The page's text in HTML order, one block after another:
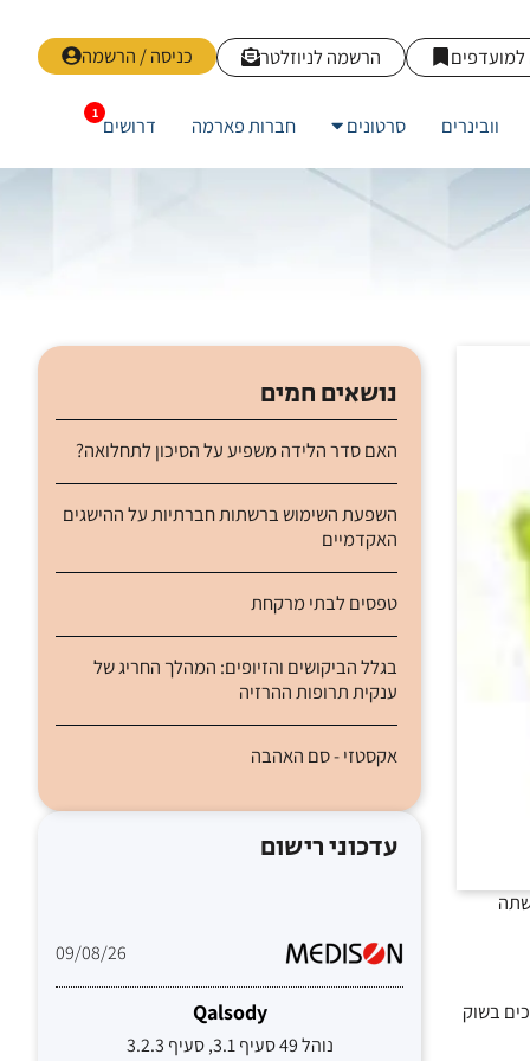
כניסה / הרשמה הרשמה לניוזלטר
וובינרים סרטונים חברות פארמה דרושים
20% על מחיר השוק – כך מעריכים בשוק
נושאים חמים
האם סדר הלידה משפיע על הסיכון לתחלואה?
השפעת השימוש ברשתות חברתיות על ההישגים
האקדמיים
טפסים לבתי מרקחת
בגלל הביקושים והזיופים: המהלך החריג של
ענקית תרופות ההרזיה
אקסטזי - סם האהבה
עדכוני רישום